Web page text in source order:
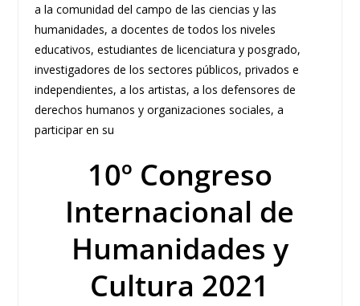
a la comunidad del campo de las ciencias y las
humanidades, a docentes de todos los niveles
educativos, estudiantes de licenciatura y posgrado,
investigadores de los sectores públicos, privados e
independientes, a los artistas, a los defensores de
derechos humanos y organizaciones sociales, a
participar en su
10º Congreso
Internacional de
Humanidades y
Cultura 2021